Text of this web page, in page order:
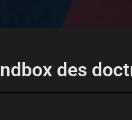
des